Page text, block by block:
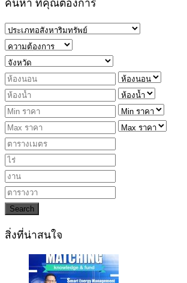
ค้นหา ที่คุณต้องการ
Search
สิ่งที่น่าสนใจ